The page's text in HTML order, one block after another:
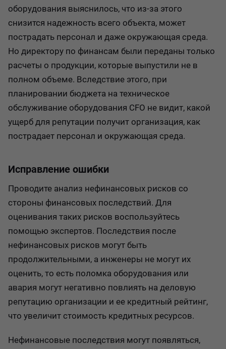
оборудования выяснилось, что из-за этого
снизится надежность всего объекта, может
пострадать персонал и даже окружающая среда.
Но директору по финансам были переданы только
расчеты о продукции, которые выпустили не в
полном объеме. Вследствие этого, при
планировании бюджета на техническое
обслуживание оборудования CFO не видит, какой
ущерб для репутации получит организация, как
пострадает персонал и окружающая среда.
Исправление ошибки
Проводите анализ нефинансовых рисков со
стороны финансовых последствий. Для
оценивания таких рисков воспользуйтесь
помощью экспертов. Последствия после
нефинансовых рисков могут быть
продолжительными, а инженеры не могут их
оценить, то есть поломка оборудования или
авария могут негативно повлиять на деловую
репутацию организации и ее кредитный рейтинг,
что увеличит стоимость кредитных ресурсов.
Нефинансовые последствия могут появляться,